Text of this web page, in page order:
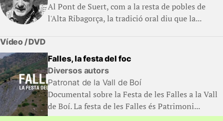
Al Pont de Suert, com a la resta de pobles de
l'Alta Ribagorça, la tradició oral diu que la...
Vídeo / DVD
Falles, la festa del foc
Diversos autors
Patronat de la Vall de Boí
Documental sobre la Festa de les Falles a la Vall
de Boí. La festa de les Falles és Patrimoni...